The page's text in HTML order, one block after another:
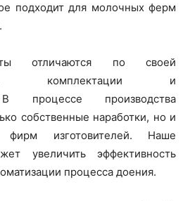
подходит для молочных ферм
отличаются по своей
комплектации и
В процессе производства
собственные наработки, но и
изготовителей. Наше
увеличить эффективность
процесса доения.